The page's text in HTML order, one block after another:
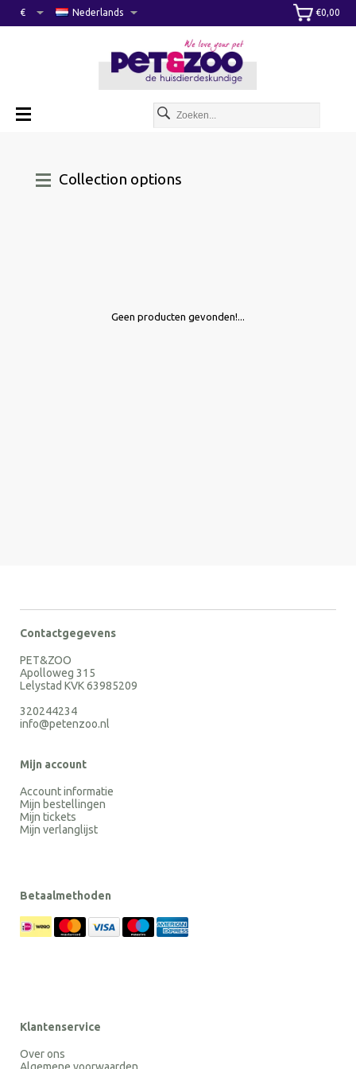
€0,00
Nederlands
€
Collection options
Geen producten gevonden!...
Contactgegevens
PET&ZOO
Apolloweg 315
Lelystad KVK 63985209
320244234
info@petenzoo.nl
Mijn account
Account informatie
Mijn bestellingen
Mijn tickets
Mijn verlanglijst
Betaalmethoden
Klantenservice
Over ons